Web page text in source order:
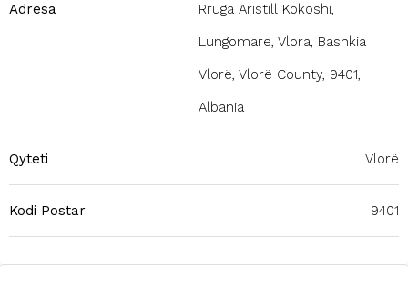
Adresa
Rruga Aristill Kokoshi,
Lungomare, Vlora, Bashkia
Vlorë, Vlorë County, 9401,
Albania
Qyteti Vlorë
Kodi Postar 9401